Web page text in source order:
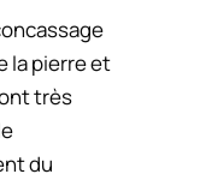
la pierre et
très
du